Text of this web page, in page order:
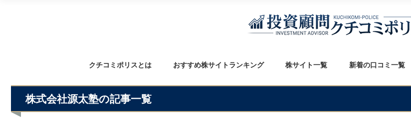
クチコミポリスとは おすすめ株サイトランキング 株サイト一覧 新着の口コミ一覧
株式会社源太塾の記事一覧